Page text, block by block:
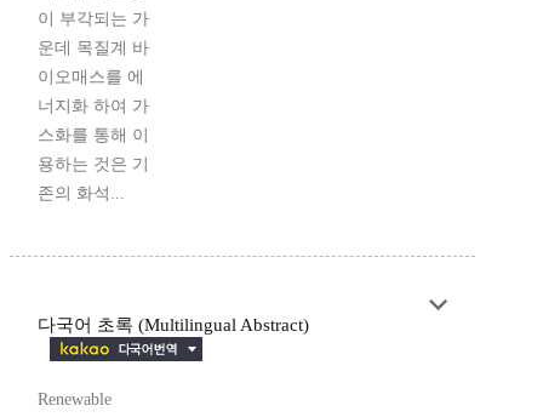
이 부각되는 가
운데 목질계 바
이오매스를 에
너지화 하여 가
스화를 통해 이
용하는 것은 기
존의 화석...
다국어 초록 (Multilingual Abstract)
Renewable